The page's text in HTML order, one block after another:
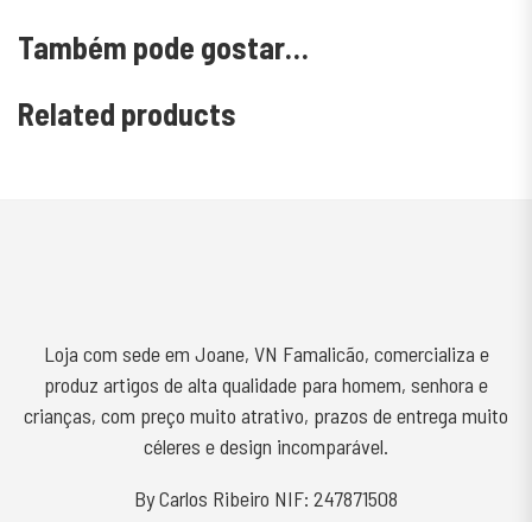
Também pode gostar…
Related products
Loja com sede em Joane, VN Famalicão, comercializa e
produz artigos de alta qualidade para homem, senhora e
crianças, com preço muito atrativo, prazos de entrega muito
céleres e design incomparável.
By Carlos Ribeiro NIF: 247871508